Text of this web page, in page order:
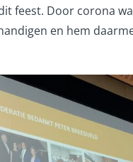
feest. Door corona
en hem